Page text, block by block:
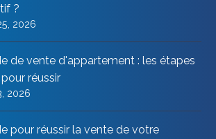
?
2026
de vente d'appartement : les étapes
réussir
2026
pour réussir la vente de votre